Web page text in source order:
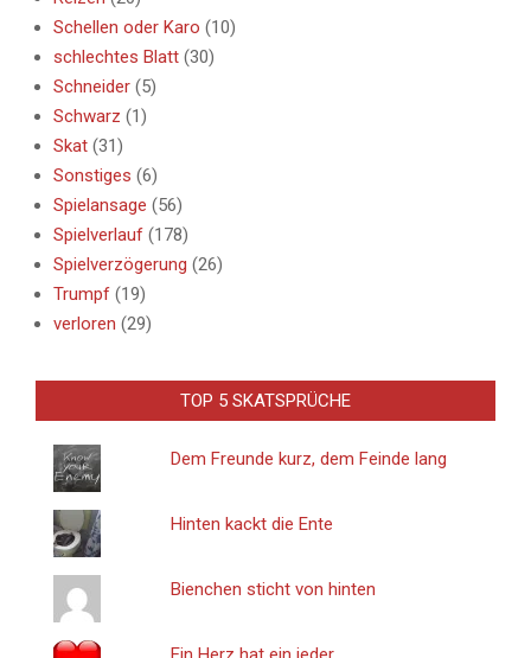
Schellen oder Karo (10)
schlechtes Blatt (30)
Schneider (5)
Schwarz (1)
Skat (31)
Sonstiges (6)
Spielansage (56)
Spielverlauf (178)
Spielverzögerung (26)
Trumpf (19)
verloren (29)
TOP 5 SKATSPRÜCHE
Dem Freunde kurz, dem Feinde lang
Hinten kackt die Ente
Bienchen sticht von hinten